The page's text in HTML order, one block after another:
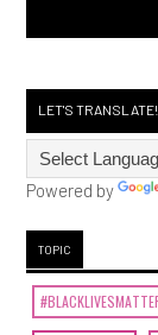
LET'S TRANSLATE!
Powered by
TOPIC